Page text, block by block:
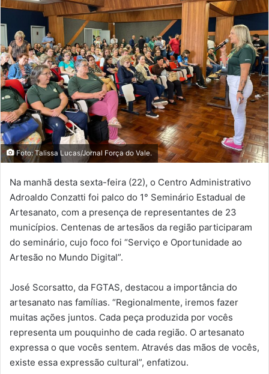
Foto: Talissa Lucas/Jornal Força do Vale.
Na manhã desta sexta-feira (22), o Centro Administrativo
Adroaldo Conzatti foi palco do 1° Seminário Estadual de
Artesanato, com a presença de representantes de 23
municípios. Centenas de artesãos da região participaram
do seminário, cujo foco foi “Serviço e Oportunidade ao
Artesão no Mundo Digital”.
José Scorsatto, da FGTAS, destacou a importância do
artesanato nas famílias. “Regionalmente, iremos fazer
muitas ações juntos. Cada peça produzida por vocês
representa um pouquinho de cada região. O artesanato
expressa o que vocês sentem. Através das mãos de vocês,
existe essa expressão cultural”, enfatizou.